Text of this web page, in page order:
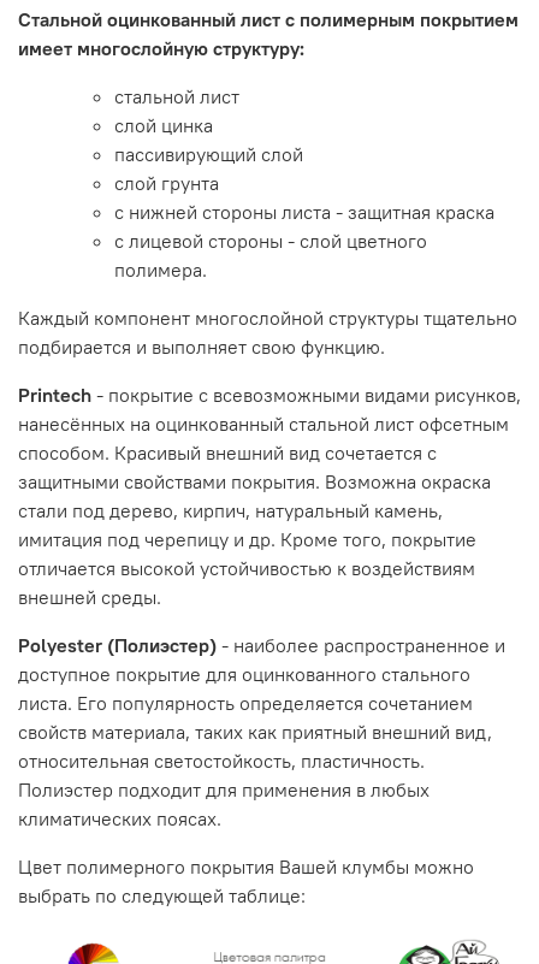
Стальной оцинкованный лист с полимерным покрытием
имеет многослойную структуру:
стальной лист
слой цинка
пассивирующий слой
слой грунта
с нижней стороны листа - защитная краска
с лицевой стороны - слой цветного
полимера.
Каждый компонент многослойной структуры тщательно
подбирается и выполняет свою функцию.
Printech - покрытие с всевозможными видами рисунков,
нанесённых на оцинкованный стальной лист офсетным
способом. Красивый внешний вид сочетается с
защитными свойствами покрытия. Возможна окраска
стали под дерево, кирпич, натуральный камень,
имитация под черепицу и др. Кроме того, покрытие
отличается высокой устойчивостью к воздействиям
внешней среды.
Polyester (Полиэстер) - наиболее распространенное и
доступное покрытие для оцинкованного стального
листа. Его популярность определяется сочетанием
свойств материала, таких как приятный внешний вид,
относительная светостойкость, пластичность.
Полиэстер подходит для применения в любых
климатических поясах.
Цвет полимерного покрытия Вашей клумбы можно
выбрать по следующей таблице: